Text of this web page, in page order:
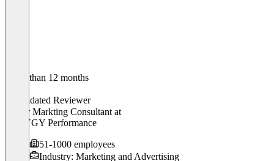
Older than 12 months
Validated Reviewer
Senior Markting Consultant at
SYZYGY Performance
51-1000 employees
Industry: Marketing and Advertising